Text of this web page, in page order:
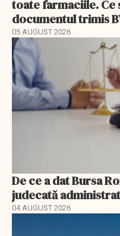
toate farmaciile. Ce
documentul trimis
05 AUGUST 2026
De ce a dat Bursa
judecată
04 AUGUST 2026